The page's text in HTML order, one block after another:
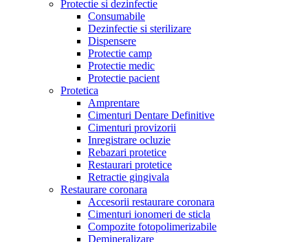
Protectie si dezinfectie
Consumabile
Dezinfectie si sterilizare
Dispensere
Protectie camp
Protectie medic
Protectie pacient
Protetica
Amprentare
Cimenturi Dentare Definitive
Cimenturi provizorii
Inregistrare ocluzie
Rebazari protetice
Restaurari protetice
Retractie gingivala
Restaurare coronara
Accesorii restaurare coronara
Cimenturi ionomeri de sticla
Compozite fotopolimerizabile
Demineralizare